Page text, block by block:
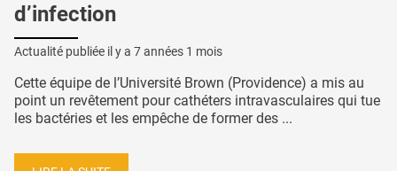
d’infection
Actualité publiée il y a 7 années 1 mois
Cette équipe de l’Université Brown (Providence) a mis au
point un revêtement pour cathéters intravasculaires qui tue
les bactéries et les empêche de former des ...